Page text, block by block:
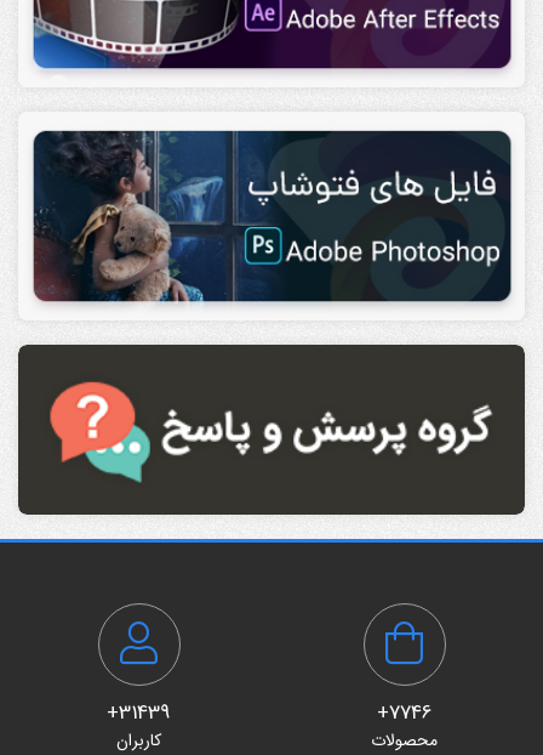
7746+
محصولات
31439+
کاربران